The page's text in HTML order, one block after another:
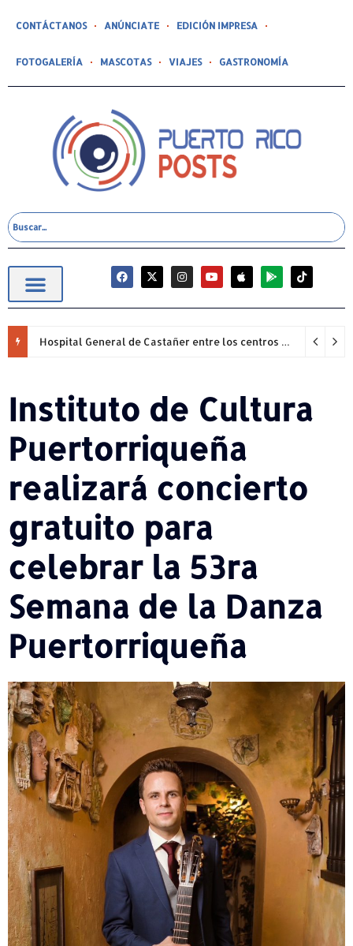
CONTÁCTANOS ANÚNCIATE EDICIÓN IMPRESA
FOTOGALERÍA MASCOTAS VIAJES GASTRONOMÍA
Hospital General de Castañer entre los centros de salud comunitarios con mejor desempeño clínico de Estados Unidos
Instituto de Cultura
Puertorriqueña
realizará concierto
gratuito para
celebrar la 53ra
Semana de la Danza
Puertorriqueña